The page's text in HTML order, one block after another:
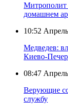
Митрополит
домашнем
10:52
Медведев:
Киево-
08:47
Верующие
службу